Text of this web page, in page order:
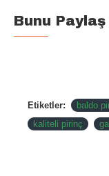
Bunu Paylaş
Etiketler: baldo
kaliteli pirinç